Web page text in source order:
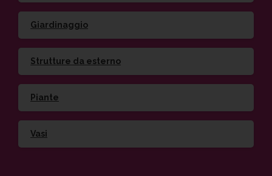
Giardinaggio
Strutture da esterno
Piante
Vasi